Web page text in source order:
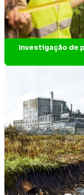
Elaboração de
Elaboração de
Empresa de análise
Empresa
Empresa de
Empresa de
Empresa de estudos
Empresa de estudos
Empresa de
Investigação de